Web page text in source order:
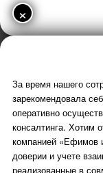
×
За время нашего
зарекомендовала
оперативно
консалтинга. Хотим
компанией «Ефимов
доверии и учете
реализованные в